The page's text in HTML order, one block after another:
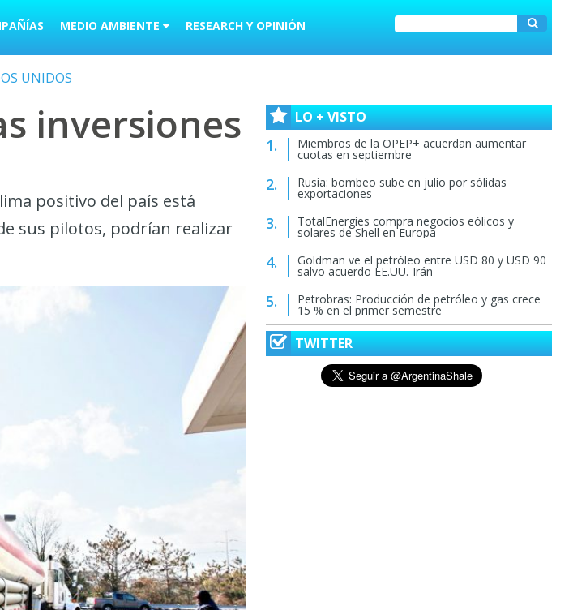
MEDIO AMBIENTE RESEARCH Y OPINIÓN
UNIDOS
inversiones
positivo del país está
sus pilotos, podrían realizar
LO + VISTO
Miembros de la OPEP+ acuerdan aumentar
cuotas en septiembre
Rusia: bombeo sube en julio por sólidas
exportaciones
TotalEnergies compra negocios eólicos y
solares de Shell en Europa
Goldman ve el petróleo entre USD 80 y USD 90
salvo acuerdo EE.UU.-Irán
Petrobras: Producción de petróleo y gas crece
15 % en el primer semestre
TWITTER